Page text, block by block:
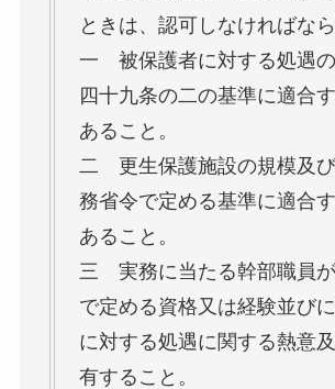
ときは、認可しなければなら
一 被保護者に対する処遇
四十九条の二の基準に適合
あること。
二 更生保護施設の規模及
務省令で定める基準に適合
あること。
三 実務に当たる幹部職員
で定める資格又は経験並び
に対する処遇に関する熱意
有すること。